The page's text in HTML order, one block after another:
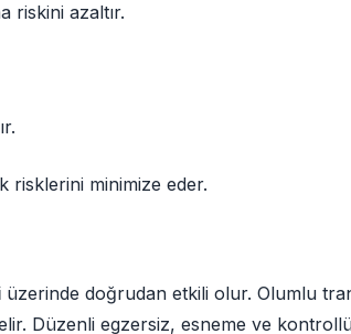
riskini azaltır.
risklerini minimize eder.
üzerinde doğrudan etkili olur. Olumlu
Düzenli egzersiz, esneme ve